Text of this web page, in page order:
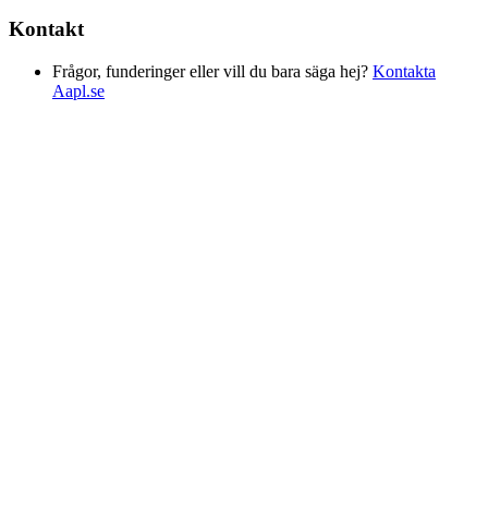
Kontakt
Frågor, funderinger eller vill du bara säga hej? Kontakta
Aapl.se